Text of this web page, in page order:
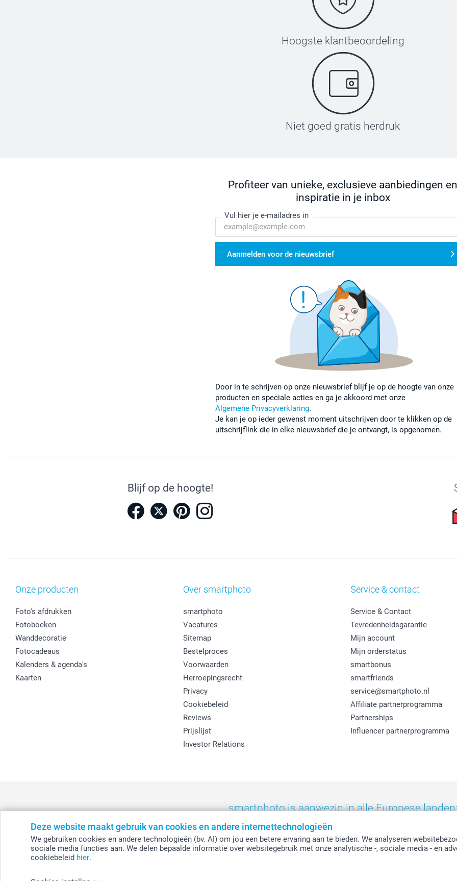
Deze website maakt gebruik van cookies en andere internettechnologieën
We gebruiken cookies en andere technologieën (bv. AI) om jou een betere ervaring aan te bieden. We analyseren
sociale media functies aan. We delen bepaalde informatie over websitegebruik met onze analytische -, sociale media - en
cookiebeleid hier.
Hoogste klantbeoordeling
Niet goed gratis herdruk
Profiteer van unieke, exclusieve aanbiedingen en
inspiratie in je inbox
Vul hier je e-mailadres in
Aanmelden voor de nieuwsbrief
Door in te schrijven op onze nieuwsbrief blijf je op de hoogte van onze
producten en speciale acties en ga je akkoord met onze
Algemene Privacyverklaring.
Je kan je op ieder gewenst moment uitschrijven door te klikken op de
uitschrijflink die in elke nieuwsbrief die je ontvangt, is opgenomen.
Blijf op de hoogte!
Onze producten
Foto's afdrukken
Fotoboeken
Wanddecoratie
Fotocadeaus
Kalenders & agenda's
Kaarten
Over smartphoto
smartphoto
Vacatures
Sitemap
Bestelproces
Voorwaarden
Herroepingsrecht
Privacy
Cookiebeleid
Reviews
Prijslijst
Investor Relations
Service & contact
Service & Contact
Tevredenheidsgarantie
Mijn account
Mijn orderstatus
smartbonus
smartfriends
service@smartphoto.nl
Affiliate partnerprogramma
Partnerships
Influencer partnerprogramma
smartphoto is aanwezig in alle Europese landen:
België - Belgique - Danmark - Deutschland - France - Ireland - Nederland - Norge - Österreich